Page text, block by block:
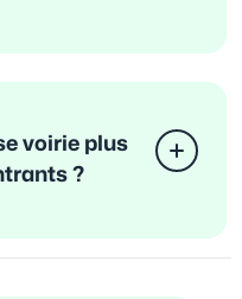
voirie plus
?